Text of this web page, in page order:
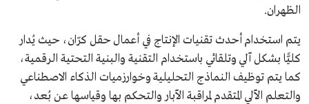
الظهران.
يتم استخدام أحدث تقنيات الإنتاج في أعمال حقل كرّان، حيث يُدار
كليًّا بشكل آلي وتلقائي باستخدام التقنية والبنية التحتية الرقمية،
كما يتم توظيف النماذج التحليلية وخوارزميات الذكاء الاصطناعي
والتعلم الآلي المتقدم لمراقبة الآبار والتحكم بها وقياسها عن بُعد،